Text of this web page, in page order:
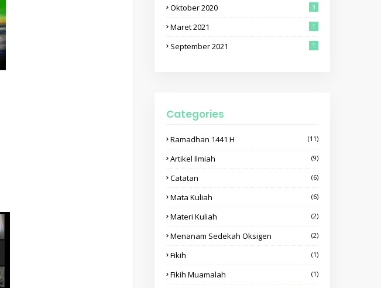
Oktober 2020 3
Maret 2021 1
September 2021 1
Categories
Ramadhan 1441 H (11)
Artikel Ilmiah (9)
Catatan (6)
Mata Kuliah (6)
Materi Kuliah (2)
Menanam Sedekah Oksigen (2)
Fikih (1)
Fikih Muamalah (1)